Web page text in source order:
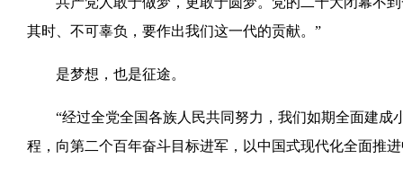
其时、不可辜负，要作出我们这一代的贡献。”
是梦想，也是征途。
“经过全党全国各族人民共同努力，我们如期全面建成
程，向第二个百年奋斗目标进军，以中国式现代化全面推